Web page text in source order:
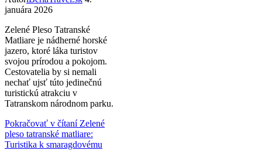
januára 2026
Zelené Pleso Tatranské
Matliare je nádherné horské
jazero, ktoré láka turistov
svojou prírodou a pokojom.
Cestovatelia by si nemali
nechať ujsť túto jedinečnú
turistickú atrakciu v
Tatranskom národnom parku.
Pokračovať v čítaníZelené
pleso tatranské matliare:
Turistika k smaragdovému